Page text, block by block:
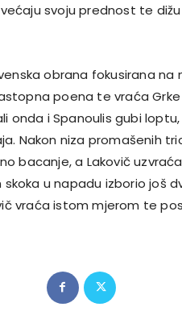
svoju prednost te dižu
obrana fokusirana na
poena te vraća
onda i Spanoulis gubi
Nakon niza promašenih
bacanje, a Lakovič
skoka u napadu izborio još
vraća istom mjerom te